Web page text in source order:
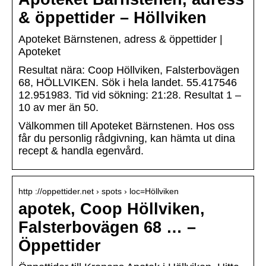
& öppettider – Höllviken
Apoteket Bärnstenen, adress & öppettider |
Apoteket
Resultat nära: Coop Höllviken, Falsterbovägen
68, HÖLLVIKEN. Sök i hela landet. 55.417546
12.951983. Tid vid sökning: 21:28. Resultat 1 –
10 av mer än 50.
Välkommen till Apoteket Bärnstenen. Hos oss
får du personlig rådgivning, kan hämta ut dina
recept & handla egenvård.
http ://oppettider.net › spots › loc=Höllviken
apotek, Coop Höllviken,
Falsterbovägen 68 … –
Öppettider